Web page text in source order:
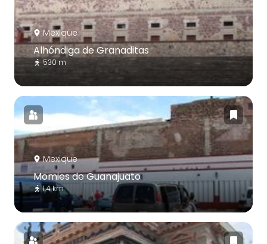
Mexique
Alhóndiga de Granaditas
530 m
Mexique
Momies de Guanajuato
1.4 km